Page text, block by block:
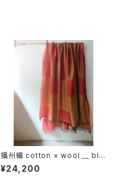
播州織 cotton × wool __ blo
ck 220-120 鬼灯GK
¥24,200